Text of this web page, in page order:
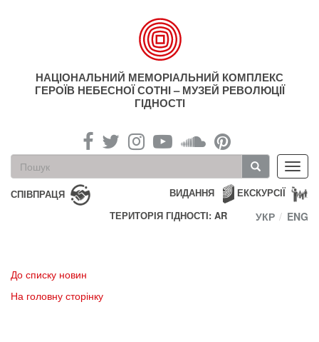
НАЦІОНАЛЬНИЙ МЕМОРІАЛЬНИЙ КОМПЛЕКС
ГЕРОЇВ НЕБЕСНОЇ СОТНІ – МУЗЕЙ РЕВОЛЮЦІЇ
ГІДНОСТІ
Пошукова
форма
Пошук
СПІВПРАЦЯ ЕКСКУРСІЇ
ВИДАННЯ
ТЕРИТОРІЯ ГІДНОСТІ: AR
УКР ENG
До списку новин
На головну сторінку